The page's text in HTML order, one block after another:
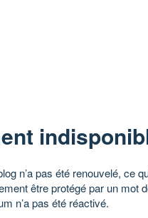
n’a pas été renouvelé, ce
être protégé par un mot
n’a pas été réactivé.